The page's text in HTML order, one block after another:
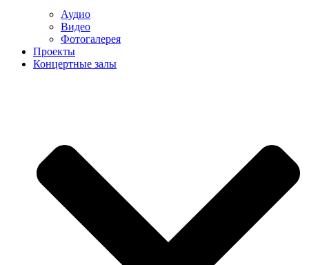
Аудио
Видео
Фотогалерея
Проекты
Концертные залы